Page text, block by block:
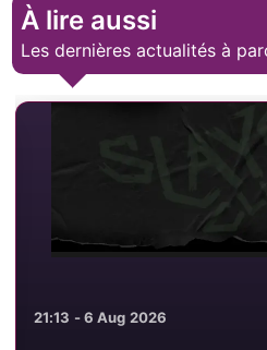
À lire aussi
Les dernières actualités à
21:13 - 6 Aug 2026